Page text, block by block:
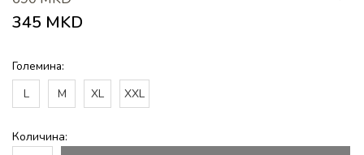
345 MKD
Големина:
L
M XL XXL
Количина: